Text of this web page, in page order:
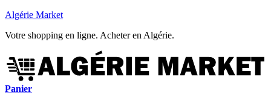
Algérie Market
Votre shopping en ligne. Acheter en Algérie.
Panier